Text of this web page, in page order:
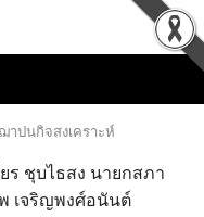
าปนกิจสงเคราะห์
ร ชุบไธสง นายกสภา
เจริญพงศ์อนันต์